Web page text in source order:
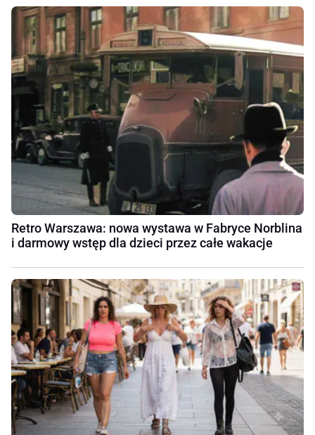
Retro Warszawa: nowa wystawa w Fabryce Norblina
i darmowy wstęp dla dzieci przez całe wakacje